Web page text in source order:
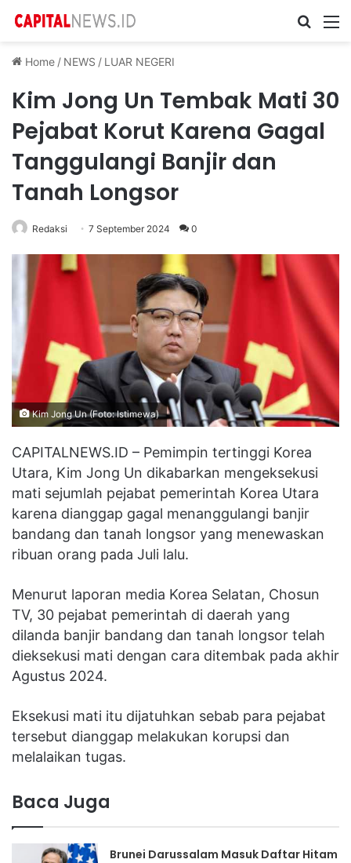
Cari ...
Home / NEWS / LUAR NEGERI
Kim Jong Un Tembak Mati 30
Pejabat Korut Karena Gagal
Tanggulangi Banjir dan
Tanah Longsor
Redaksi 7 September 2024 0
Kim Jong Un (Foto: Istimewa)
CAPITALNEWS.ID – Pemimpin tertinggi Korea
Utara, Kim Jong Un dikabarkan mengeksekusi
mati sejumlah pejabat pemerintah Korea Utara
karena dianggap gagal menanggulangi banjir
bandang dan tanah longsor yang menewaskan
ribuan orang pada Juli lalu.
Menurut laporan media Korea Selatan, Chosun
TV, 30 pejabat pemerintah di daerah yang
dilanda banjir bandang dan tanah longsor telah
dieksekusi mati dengan cara ditembak pada akhir
Agustus 2024.
Eksekusi mati itu dijatuhkan sebab para pejabat
tersebut dianggap melakukan korupsi dan
melalaikan tugas.
Baca Juga
Brunei Darussalam Masuk Daftar Hitam